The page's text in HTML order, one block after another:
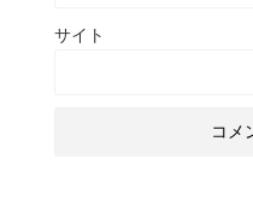
サイト